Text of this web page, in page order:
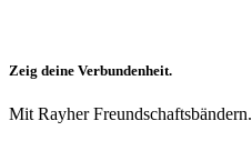
Zeig deine Verbundenheit.
Mit Rayher Freundschaftsbändern.